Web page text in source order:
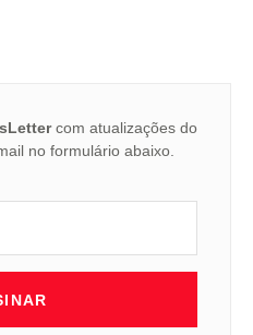
com atualizações do
no formulário abaixo.